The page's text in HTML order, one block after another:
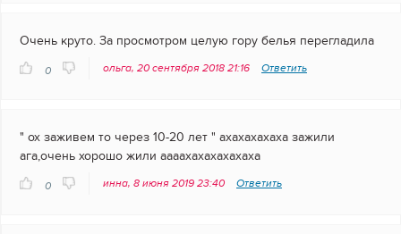
Очень круто. За просмотром целую гору белья перегладила
0 ольга, 20 сентября 2018 21:16 Ответить
" ох заживем то через 10-20 лет " ахахахахаха зажили
ага,очень хорошо жили аааахахахахахаха
0 инна, 8 июня 2019 23:40 Ответить